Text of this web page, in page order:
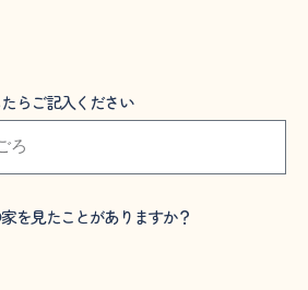
らご記入ください
を見たことがありますか？